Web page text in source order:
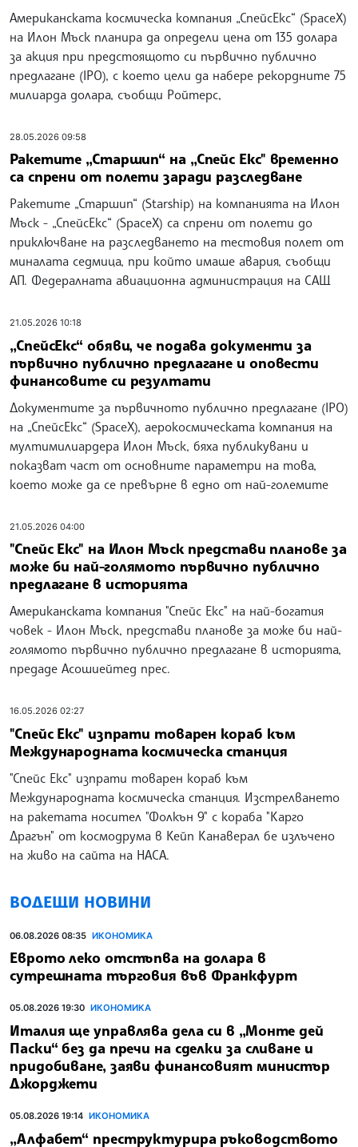
Американската космическа компания „СпейсЕкс“ (SpaceX)
на Илон Мъск планира да определи цена от 135 долара
за акция при предстоящото си първично публично
предлагане (IPO), с което цели да набере рекордните 75
милиарда долара, съобщи Ройтерс,
28.05.2026 09:58
Ракетите „Старшип“ на „Спейс Екс" временно
са спрени от полети заради разследване
Ракетите „Старшип“ (Starship) на компанията на Илон
Мъск - „СпейсЕкс“ (SpaceX) са спрени от полети до
приключване на разследването на тестовия полет от
миналата седмица, при който имаше авария, съобщи
АП. Федералната авиационна администрация на САЩ
21.05.2026 10:18
„СпейсЕкс“ обяви, че подава документи за
първично публично предлагане и оповести
финансовите си резултати
Документите за първичното публично предлагане (IPO)
на „СпейсЕкс“ (SpaceX), аерокосмическата компания на
мултимилиардера Илон Мъск, бяха публикувани и
показват част от основните параметри на това,
което може да се превърне в едно от най-големите
21.05.2026 04:00
"Спейс Екс" на Илон Мъск представи планове за
може би най-голямото първично публично
предлагане в историята
Американската компания "Спейс Екс" на най-богатия
човек - Илон Мъск, представи планове за може би най-
голямото първично публично предлагане в историята,
предаде Асошиейтед прес.
16.05.2026 02:27
"Спейс Екс" изпрати товарен кораб към
Международната космическа станция
"Спейс Екс" изпрати товарен кораб към
Международната космическа станция. Изстрелването
на ракетата носител "Фолкън 9" с кораба "Карго
Драгън" от космодрума в Кейп Канаверал бе излъчено
на живо на сайта на НАСА.
ВОДЕЩИ НОВИНИ
06.08.2026 08:35 ИКОНОМИКА
Еврото леко отстъпва на долара в
сутрешната търговия във Франкфурт
05.08.2026 19:30 ИКОНОМИКА
Италия ще управлява дела си в „Монте дей
Паски“ без да пречи на сделки за сливане и
придобиване, заяви финансовият министър
Джорджети
05.08.2026 19:14 ИКОНОМИКА
„Алфабет“ преструктурира ръководството